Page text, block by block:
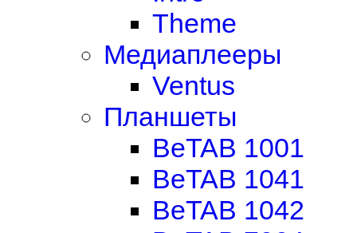
Theme
Медиаплееры
Ventus
Планшеты
BeTAB 1001
BeTAB 1041
BeTAB 1042